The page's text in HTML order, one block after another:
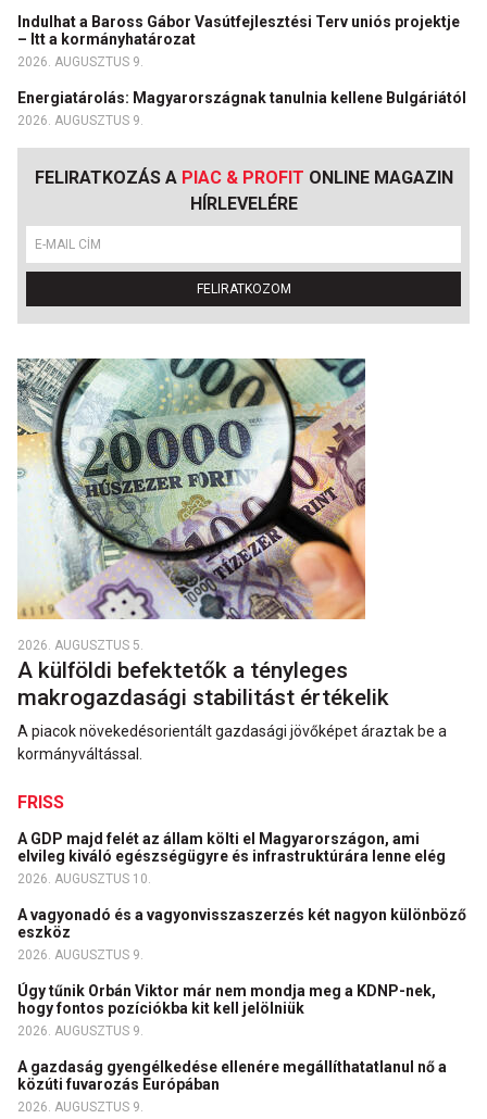
Indulhat a Baross Gábor Vasútfejlesztési Terv uniós projektje
– Itt a kormányhatározat
2026. AUGUSZTUS 9.
Energiatárolás: Magyarországnak tanulnia kellene Bulgáriától
2026. AUGUSZTUS 9.
FELIRATKOZÁS A PIAC & PROFIT ONLINE MAGAZIN
HÍRLEVELÉRE
FELIRATKOZOM
2026. AUGUSZTUS 5.
A külföldi befektetők a tényleges
makrogazdasági stabilitást értékelik
A piacok növekedésorientált gazdasági jövőképet áraztak be a
kormányváltással.
FRISS
A GDP majd felét az állam költi el Magyarországon, ami
elvileg kiváló egészségügyre és infrastruktúrára lenne elég
2026. AUGUSZTUS 10.
A vagyonadó és a vagyonvisszaszerzés két nagyon különböző
eszköz
2026. AUGUSZTUS 9.
Úgy tűnik Orbán Viktor már nem mondja meg a KDNP-nek,
hogy fontos pozíciókba kit kell jelölniük
2026. AUGUSZTUS 9.
A gazdaság gyengélkedése ellenére megállíthatatlanul nő a
közúti fuvarozás Európában
2026. AUGUSZTUS 9.